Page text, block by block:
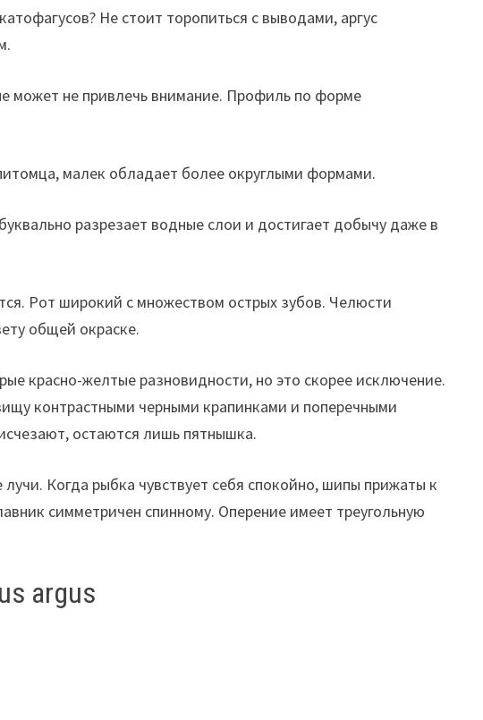
Не стоит торопиться с выводами, аргус
может не привлечь внимание. Профиль по форме
малек обладает более округлыми формами.
разрезает водные слои и достигает добычу даже в
Рот широкий с множеством острых зубов. Челюсти
общей окраске.
красно-желтые разновидности, но это скорее исключение.
контрастными черными крапинками и поперечными
остаются лишь пятнышка.
Когда рыбка чувствует себя спокойно, шипы прижаты к
симметричен спинному. Оперение имеет треугольную
argus